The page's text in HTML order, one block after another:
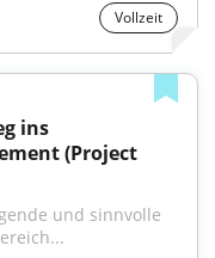
Vollzeit
ins
(Project
und sinnvolle